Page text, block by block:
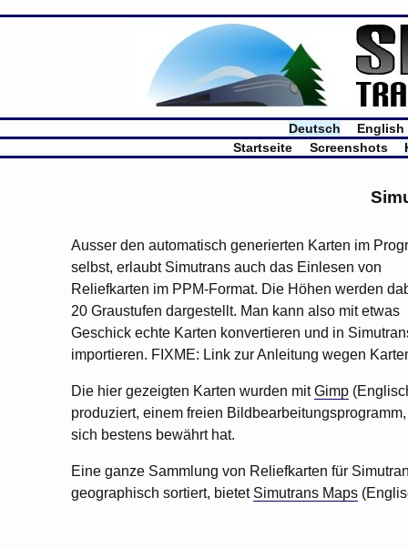
Deutsch
English
Startseite
Screenshots
Ausser den automatisch generierten Karten im
selbst, erlaubt Simutrans auch das Einlesen von
Reliefkarten im PPM-Format. Die Höhen werden
20 Graustufen dargestellt. Man kann also mit etwas
Geschick echte Karten konvertieren und in
importieren. FIXME: Link zur Anleitung wegen
Die hier gezeigten Karten wurden mitGimp
produziert, einem freien
sich bestens bewährt hat.
Eine ganze Sammlung von Reliefkarten für
geographisch sortiert, bietet Simutrans Maps